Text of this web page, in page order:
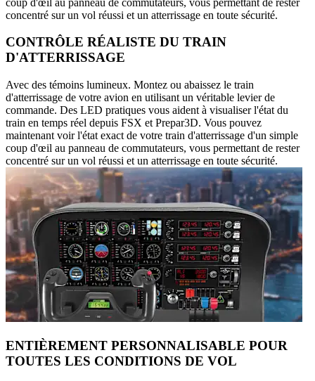
concentré sur un vol réussi et un atterrissage en toute sécurité.
CONTRÔLE RÉALISTE DU TRAIN
D'ATTERRISSAGE
Avec des témoins lumineux. Montez ou abaissez le train
d'atterrissage de votre avion en utilisant un véritable levier de
commande. Des LED pratiques vous aident à visualiser l'état du
train en temps réel depuis FSX et Prepar3D. Vous pouvez
maintenant voir l'état exact de votre train d'atterrissage d'un simple
coup d'œil au panneau de commutateurs, vous permettant de rester
concentré sur un vol réussi et un atterrissage en toute sécurité.
ENTIÈREMENT PERSONNALISABLE POUR
TOUTES LES CONDITIONS DE VOL